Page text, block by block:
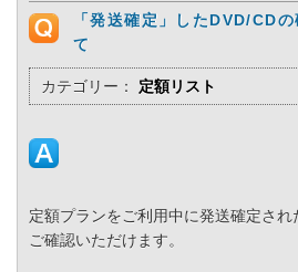
「発送確定」したDVD/CD
て
カテゴリー： 定額リスト
定額プランをご利用中に発送確定され
ご確認いただけます。